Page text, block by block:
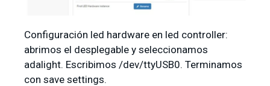
Configuración led hardware en led controller:
abrimos el desplegable y seleccionamos
adalight. Escribimos /dev/ttyUSB0. Terminamos
con save settings.